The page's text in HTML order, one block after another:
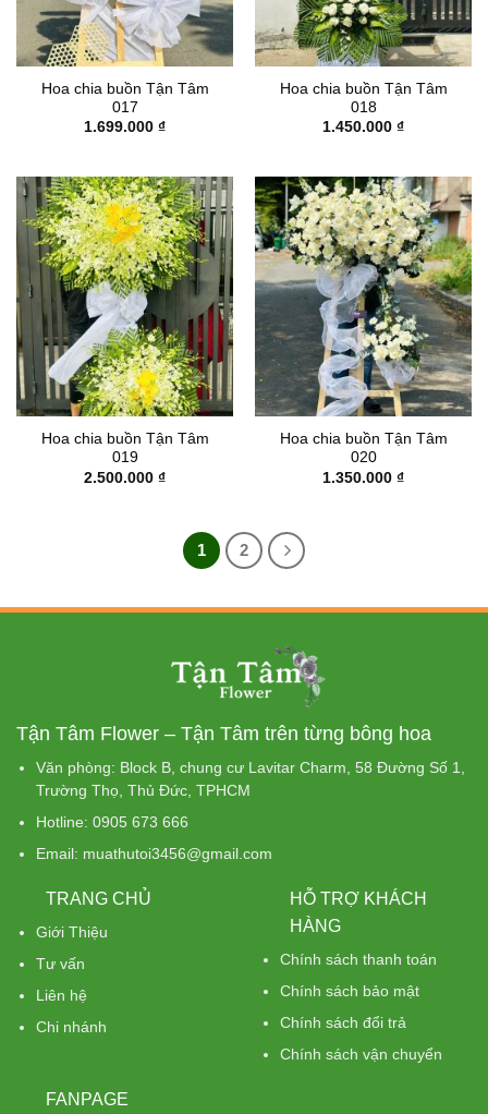
Hoa chia buồn Tận Tâm
017
1.699.000 ₫
Hoa chia buồn Tận Tâm
018
1.450.000 ₫
Hoa chia buồn Tận Tâm
019
2.500.000 ₫
Hoa chia buồn Tận Tâm
020
1.350.000 ₫
1 2
Tận Tâm Flower – Tận Tâm trên từng bông hoa
Văn phòng: Block B, chung cư Lavitar Charm, 58 Đường Số 1,
Trường Thọ, Thủ Đức, TPHCM
Hotline: 0905 673 666
Email: muathutoi3456@gmail.com
TRANG CHỦ
Giới Thiệu
Tư vấn
Liên hệ
Chi nhánh
HỖ TRỢ KHÁCH
HÀNG
Chính sách thanh toán
Chính sách bảo mật
Chính sách đổi trả
Chính sách vận chuyển
FANPAGE